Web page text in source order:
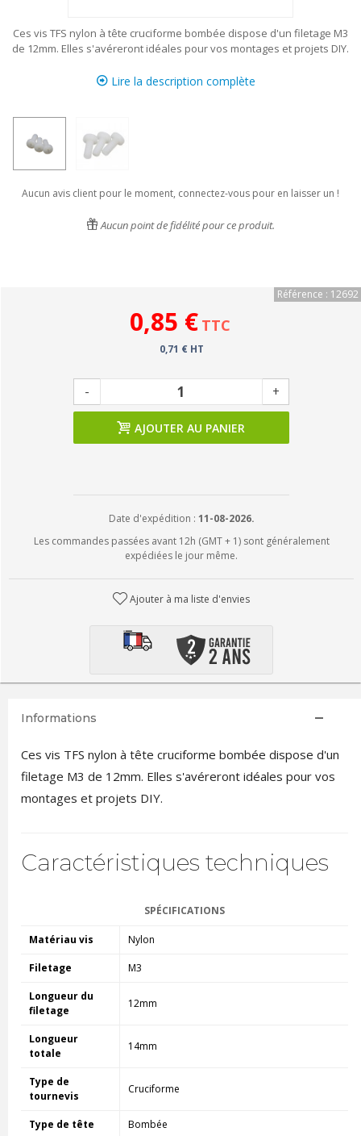
Ces vis TFS nylon à tête cruciforme bombée dispose d'un filetage M3
de 12mm. Elles s'avéreront idéales pour vos montages et projets DIY.
Lire la description complète
Aucun avis client pour le moment, connectez-vous pour en laisser un !
Aucun point de fidélité pour ce produit.
Référence : 12692
0,85 € TTC
0,71 € HT
- +
AJOUTER AU PANIER
Date d'expédition : 11-08-2026.
Les commandes passées avant 12h (GMT + 1) sont généralement
expédiées le jour même.
Ajouter à ma liste d'envies
Informations
Ces vis TFS nylon à tête cruciforme bombée dispose d'un
filetage M3 de 12mm. Elles s'avéreront idéales pour vos
montages et projets DIY.
Caractéristiques techniques
SPÉCIFICATIONS
Matériau vis Nylon
Filetage M3
Longueur du
filetage
12mm
Longueur
totale
14mm
Type de
tournevis
Cruciforme
Type de tête Bombée